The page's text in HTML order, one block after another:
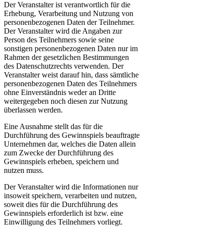
Der Veranstalter ist verantwortlich für die
Erhebung, Verarbeitung und Nutzung von
personenbezogenen Daten der Teilnehmer.
Der Veranstalter wird die Angaben zur
Person des Teilnehmers sowie seine
sonstigen personenbezogenen Daten nur im
Rahmen der gesetzlichen Bestimmungen
des Datenschutzrechts verwenden. Der
Veranstalter weist darauf hin, dass sämtliche
personenbezogenen Daten des Teilnehmers
ohne Einverständnis weder an Dritte
weitergegeben noch diesen zur Nutzung
überlassen werden.
Eine Ausnahme stellt das für die
Durchführung des Gewinnspiels beauftragte
Unternehmen dar, welches die Daten allein
zum Zwecke der Durchführung des
Gewinnspiels erheben, speichern und
nutzen muss.
Der Veranstalter wird die Informationen nur
insoweit speichern, verarbeiten und nutzen,
soweit dies für die Durchführung des
Gewinnspiels erforderlich ist bzw. eine
Einwilligung des Teilnehmers vorliegt.